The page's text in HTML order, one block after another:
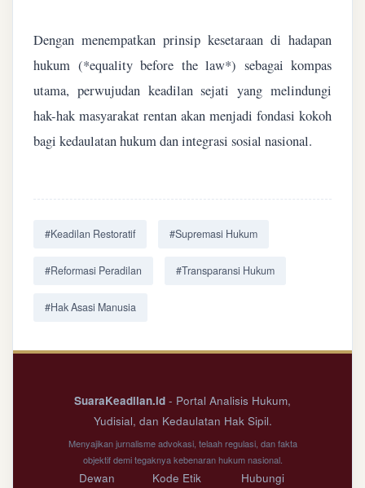
Dengan menempatkan prinsip kesetaraan di hadapan
hukum (*equality before the law*) sebagai kompas
utama, perwujudan keadilan sejati yang melindungi
hak-hak masyarakat rentan akan menjadi fondasi kokoh
bagi kedaulatan hukum dan integrasi sosial nasional.
#Keadilan Restoratif #Supremasi Hukum
#Reformasi Peradilan #Transparansi Hukum
#Hak Asasi Manusia
SuaraKeadilan.id - Portal Analisis Hukum,
Yudisial, dan Kedaulatan Hak Sipil.
Menyajikan jurnalisme advokasi, telaah regulasi, dan fakta
objektif demi tegaknya kebenaran hukum nasional.
Dewan Kode Etik Hubungi